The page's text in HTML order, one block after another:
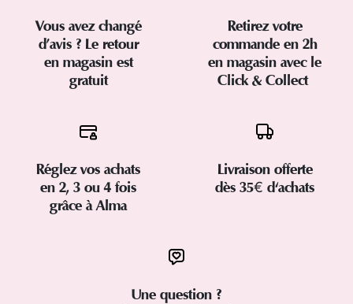
Vous avez changé
d’avis ? Le retour
en magasin est
gratuit
Retirez votre
commande en 2h
en magasin avec le
Click & Collect
Réglez vos achats
en 2, 3 ou 4 fois
grâce à Alma
Livraison offerte
dès 35€ d'achats
Une question ?